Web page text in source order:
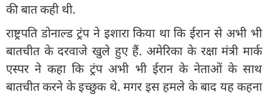
की बात कही थी.
राष्ट्रपति डोनाल्ड ट्रंप ने इशारा किया था कि ईरान से अभी भी
बातचीत के दरवाजे खुले हुए हैं. अमेरिका के रक्षा मंत्री मार्क
एस्पर ने कहा कि ट्रंप अभी भी ईरान के नेताओं के साथ
बातचीत करने के इच्छुक थे. मगर इस हमले के बाद यह कहना